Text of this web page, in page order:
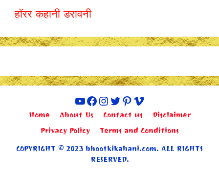
हॉरर कहानी डरावनी
YouTube
Facebook
Instagram
Twitter
Pinterest
Vimeo
Home About Us Contact us
Disclaimer
Privacy Policy
Terms and Conditions
COPYRIGHT © 2023 bhootkikahani.com. ALL RIGHTS
RESERVED.